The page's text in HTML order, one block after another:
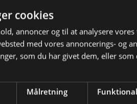
Kaospilot
lancerer
i
hold starter
og grov
og
cookies
annoncer og til at analysere
med vores annoncerings- og
som du har givet dem, eller
Målretning